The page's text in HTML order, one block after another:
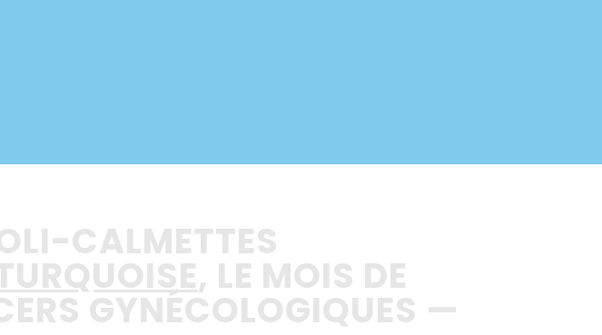
CALMETTES
, LE MOIS DE
GYNÉCOLOGIQUES —